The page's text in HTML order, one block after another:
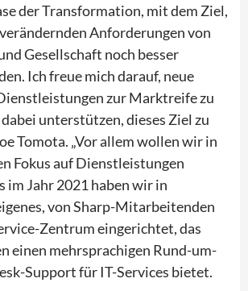
der Transformation, mit dem Ziel,
Anforderungen von
Gesellschaft noch besser
Ich freue mich darauf, neue
zur Marktreife zu
unterstützen, dieses Ziel zu
Tomota. „Vor allem wollen wir in
Fokus auf Dienstleistungen
im Jahr 2021 haben wir in
von Sharp-Mitarbeitenden
Zentrum eingerichtet, das
einen mehrsprachigen Rund-um-
Support für IT-Services bietet.